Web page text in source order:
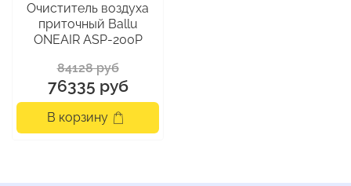
Очиститель воздуха
приточный Ballu
ONEAIR ASP-200P
84128 руб
76335 руб
В корзину